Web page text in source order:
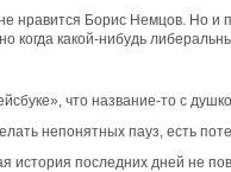
нравится Борис Немцов. Но
когда какой-нибудь
что название-то с
непонятных пауз, есть
история последних дней не